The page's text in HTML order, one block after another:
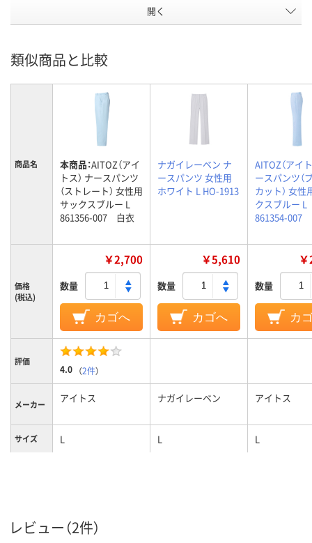
開く
類似商品と比較
商品名 本商品：AITOZ（アイ
トス） ナースパンツ
（ストレート） 女性用
サックスブルー L
861356-007 白衣
ナガイレーベン ナ
ースパンツ 女性用
ホワイト L HO-1913
AITOZ（アイ
ースパンツ（
カット） 女性
クスブルー L
861354-007
価格
(税込)
￥2,700
数量
カゴへ
￥5,610
数量
カゴへ
数量
カ
評価
4.0 （2件）
メーカー アイトス ナガイレーベン アイトス
サイズ L L L
ストレッチギャバ
レビュー（2件）